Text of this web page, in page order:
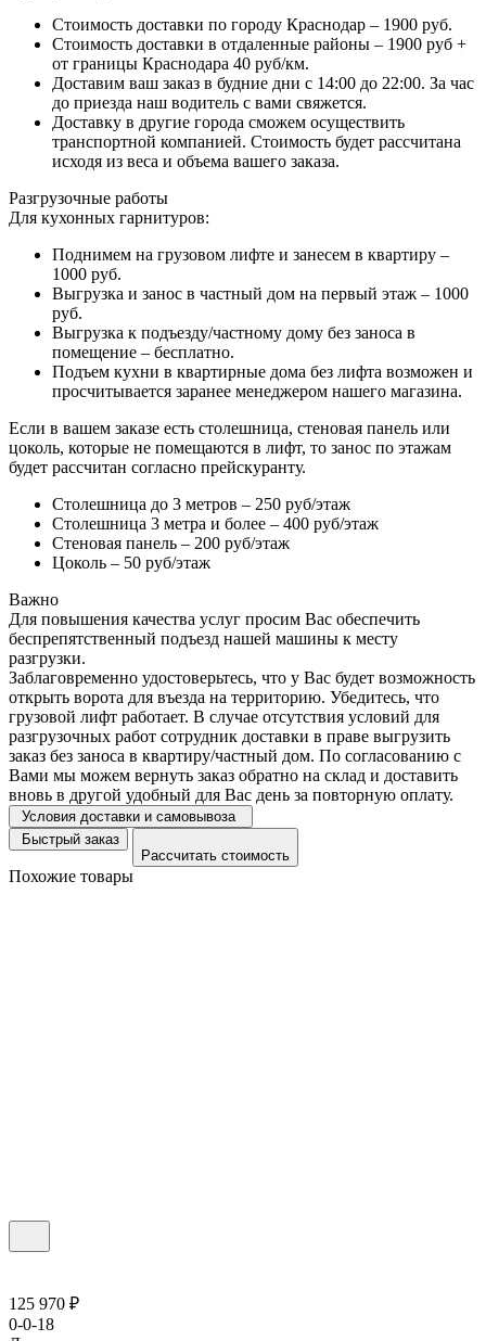
Стоимость доставки по городу Краснодар – 1900 руб.
Стоимость доставки в отдаленные районы – 1900 руб +
от границы Краснодара 40 руб/км.
Доставим ваш заказ в будние дни с 14:00 до 22:00. За час
до приезда наш водитель с вами свяжется.
Доставку в другие города сможем осуществить
транспортной компанией. Стоимость будет рассчитана
исходя из веса и объема вашего заказа.
Разгрузочные работы
Для кухонных гарнитуров:
Поднимем на грузовом лифте и занесем в квартиру –
1000 руб.
Выгрузка и занос в частный дом на первый этаж – 1000
руб.
Выгрузка к подъезду/частному дому без заноса в
помещение – бесплатно.
Подъем кухни в квартирные дома без лифта возможен и
просчитывается заранее менеджером нашего магазина.
Если в вашем заказе есть столешница, стеновая панель или
цоколь, которые не помещаются в лифт, то занос по этажам
будет рассчитан согласно прейскуранту.
Столешница до 3 метров – 250 руб/этаж
Столешница 3 метра и более – 400 руб/этаж
Стеновая панель – 200 руб/этаж
Цоколь – 50 руб/этаж
Важно
Для повышения качества услуг просим Вас обеспечить
беспрепятственный подъезд нашей машины к месту
разгрузки.
Заблаговременно удостоверьтесь, что у Вас будет возможность
открыть ворота для въезда на территорию. Убедитесь, что
грузовой лифт работает. В случае отсутствия условий для
разгрузочных работ сотрудник доставки в праве выгрузить
заказ без заноса в квартиру/частный дом. По согласованию с
Вами мы можем вернуть заказ обратно на склад и доставить
вновь в другой удобный для Вас день за повторную оплату.
Условия доставки и самовывоза
Быстрый заказ
Рассчитать стоимость
Похожие товары
125 970 ₽
0-0-18